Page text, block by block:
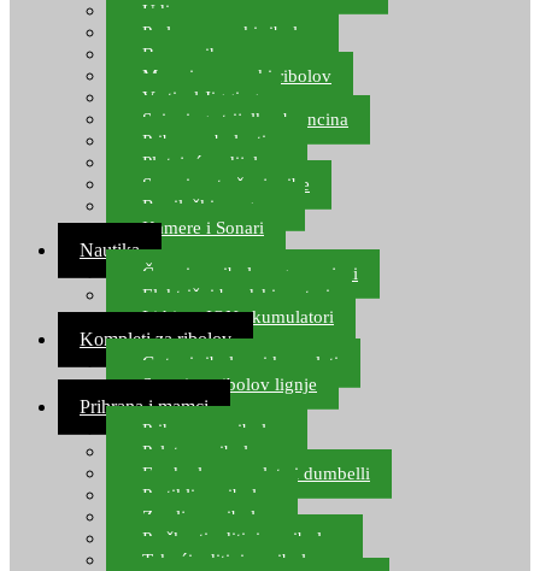
Udice za more
Perle za morski ribolov
Brum prihrana za more
Mamci za morski ribolov
Vertical Jigging
Spinning strijelke, brancina
Pribor za bolentino
Plutajuća odijela
Sonari za traženje ribe
Ronilački program
Kamere i Sonari
Nautika
Čamci za ribolov, gumenjaci
Električni brodski motori
Lithium ION akumulatori
Kompleti za ribolov
Gotovi ribolovni kompleti
Setovi za ribolov lignje
Prihrana i mamci
Prihrana za ribolov
Pelete za ribolov
Feeder lovne pelete i dumbelli
Partikli za ribolov
Zemlja za ribolov
Praškasti aditivi za ribolov
Tekući aditivi za ribolov